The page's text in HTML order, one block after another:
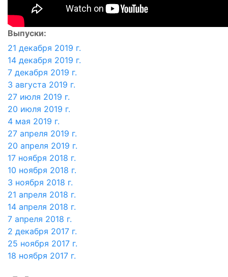
Выпуски:
21 декабря 2019 г.
14 декабря 2019 г.
7 декабря 2019 г.
3 августа 2019 г.
27 июля 2019 г.
20 июля 2019 г.
4 мая 2019 г.
27 апреля 2019 г.
20 апреля 2019 г.
17 ноября 2018 г.
10 ноября 2018 г.
3 ноября 2018 г.
21 апреля 2018 г.
14 апреля 2018 г.
7 апреля 2018 г.
2 декабря 2017 г.
25 ноября 2017 г.
18 ноября 2017 г.